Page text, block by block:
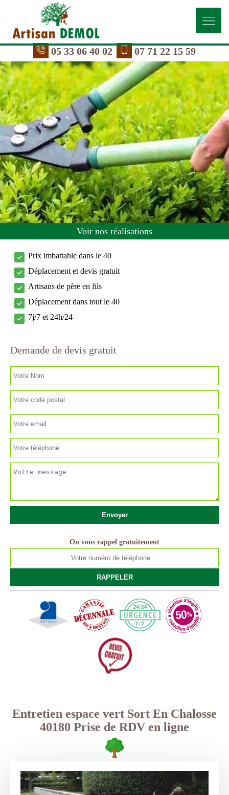
05 33 06 40 02 07 71 22 15 59
Voir nos réalisations
Prix imbattable dans le 40
Déplacement et devis gratuit
Artisans de père en fils
Déplacement dans tout le 40
7j/7 et 24h/24
Demande de devis gratuit
On vous rappel gratuitement
Entretien espace vert Sort En Chalosse
40180 Prise de RDV en ligne